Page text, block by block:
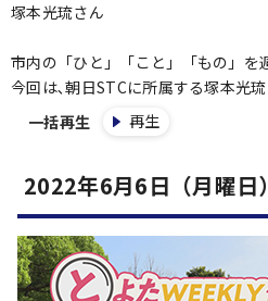
塚本光琉さん
市内の「ひと」「こと」「もの」を
今回は､朝日STCに所属する塚本光
一括再生
再生
2022年6月6日（月曜日）